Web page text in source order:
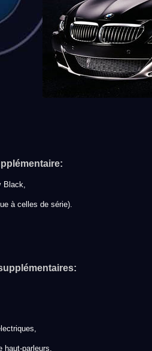
Black,
à celles de série).
haut-parleurs,